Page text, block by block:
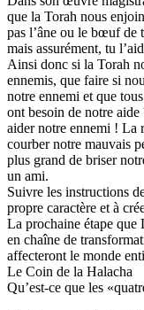
que la Torah nous
pas l’âne ou le bœuf de
mais assurément, tu
Ainsi donc si la Torah
ennemis, que faire si
notre ennemi et que
ont besoin de notre
aider notre ennemi ! La
courber notre mauvais
plus grand de briser
un ami.
Suivre les instructions
propre caractère et à
La prochaine étape que
en chaîne de
affecteront le monde
Le Coin de la Halacha
Qu’est-ce que les